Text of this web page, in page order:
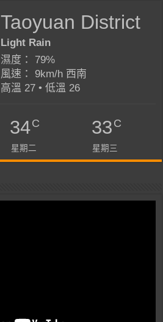
Taoyuan District
Light Rain
濕度： 79%
風速： 9km/h 西南
高溫 27 • 低溫 26
34C
星期二
33C
星期三